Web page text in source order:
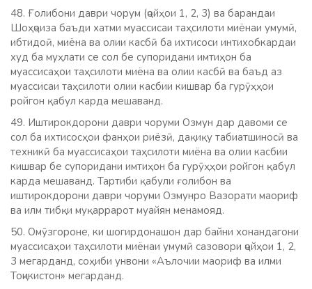
48. Ғолибони даври чорум (ҷойҳои 1, 2, 3) ва барандаи
Шоҳҷоиза баъди хатми муассисаи таҳсилоти миёнаи умумӣ,
ибтидоӣ, миёна ва олии касбӣ ба ихтисоси интихобкардаи
худ ба муҳлати се сол бе супоридани имтиҳон ба
муассисаҳои таҳсилоти миёна ва олии касбӣ ва баъд аз
муассисаи таҳсилоти олии касбии кишвар ба гурӯҳҳои
ройгон қабул карда мешаванд.
49. Иштирокдорони даври чоруми Озмун дар давоми се
сол ба ихтисосҳои фанҳои риёзӣ, дақиқу табиатшиносӣ ва
техникӣ ба муассисаҳои таҳсилоти миёна ва олии касбии
кишвар бе супоридани имтиҳон ба гурӯҳҳои ройгон қабул
карда мешаванд. Тартиби қабули ғолибон ва
иштирокдорони даври чоруми Озмунро Вазорати маориф
ва илм тибқи муқаррарот муайян менамояд.
50. Омӯзгороне, ки шогирдонашон дар байни хонандагони
муассисаҳои таҳсилоти миёнаи умумӣ сазовори ҷойҳои 1, 2,
3 мегарданд, соҳиби унвони «Аълочии маориф ва илми
Тоҷикистон» мегарданд.